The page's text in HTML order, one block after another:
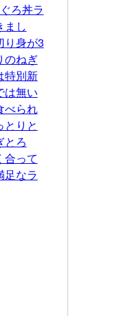
ろ丼ラ
まし
り身が3
のねぎ
特別新
は無い
べられ
とりと
とろ
合って
足なラ